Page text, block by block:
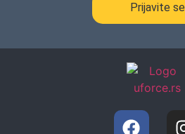
Prijavite se